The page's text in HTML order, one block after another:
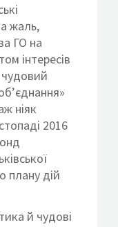
жаль,
ГО на
інтересів
чудовий
ніяк
2016
плану дій
й чудові